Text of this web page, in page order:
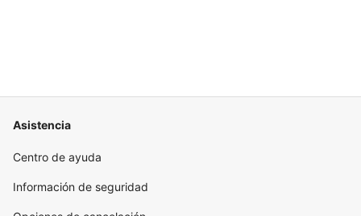
Asistencia
Centro de ayuda
Información de seguridad